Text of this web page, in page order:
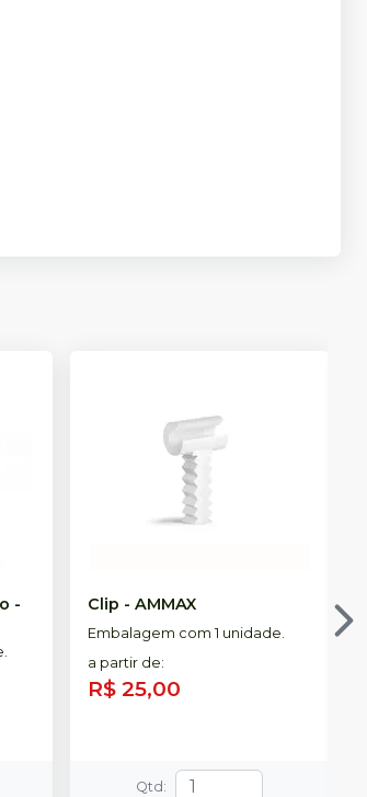
-
Clip - AMMAX
Embalagem com 1 unidade.
a partir de:
R$ 25,00
Qtd :